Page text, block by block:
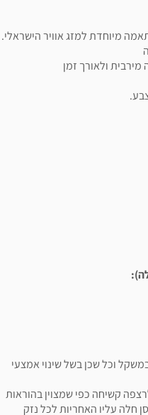
מיוחדת למזג אוויר הישראלי.
ולאורך זמן
(של עד 2%) במידה ובמשקל וכל שכן בשל שינוי אמצעי
קשיחה כפי שמצוין בהוראות
עליו האחריות לכל נזק